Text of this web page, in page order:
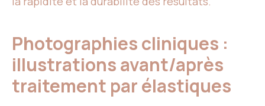
Photographies cliniques :
illustrations avant/après
traitement par élastiques